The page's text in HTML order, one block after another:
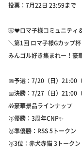
投票：7月22日 23:59まで
🐷❤️ロマ子様コミュニティ
＼第1回 ロマ子様Gカップ
みんゴル好き集まれー！豪
📅予選：7/20（日）21:00
📅決勝：7/27（日）21:00
🎁豪華景品ラインナップ
🥇優勝：3周年CNP✨
🥈準優勝：RSS 5トークン
🥉3位：赤犬赤猫 3トークン